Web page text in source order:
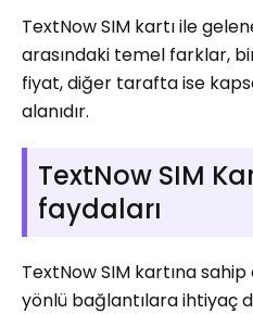
TextNow SIM kartı ile
arasındaki temel farklar,
fiyat, diğer tarafta ise
alanıdır.
TextNow SIM
faydaları
TextNow SIM kartına
yönlü bağlantılara ihtiyaç